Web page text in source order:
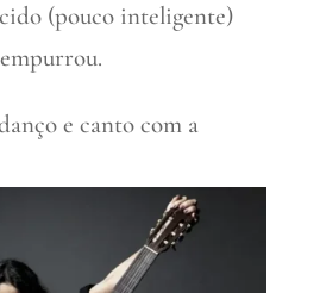
(pouco inteligente)
e canto com a